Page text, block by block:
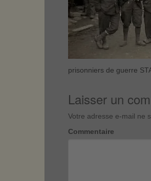
prisonniers de guerre
Laisser un
Votre adresse e-mail ne
Commentaire